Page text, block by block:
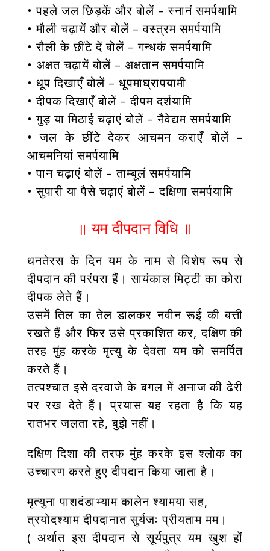
• पहले जल छिड़कें और बोलें – स्नानं समर्पयामि
• मौली चढ़ायें और बोलें – वस्त्रम समर्पयामि
• रौली के छींटे दें बोलें – गन्धकं समर्पयामि
• अक्षत चढ़ायें बोलें – अक्षतान समर्पयामि
• धूप दिखाएँ बोलें – धूपमाघ्रापयामी
• दीपक दिखाएँ बोलें – दीपम दर्शयामि
• गुड़ या मिठाई चढ़ाएं बोलें – नैवेद्यम समर्पयामि
• जल के छींटे देकर आचमन कराएँ बोलें –
आचमनियां समर्पयामि
• पान चढ़ाएं बोलें – ताम्बूलं समर्पयामि
• सुपारी या पैसे चढ़ाएं बोलें – दक्षिणा समर्पयामि
॥ यम दीपदान विधि ॥
धनतेरस के दिन यम के नाम से विशेष रूप से
दीपदान की परंपरा हैं। सायंकाल मिट्टी का कोरा
दीपक लेते हैं।
उसमें तिल का तेल डालकर नवीन रूई की बत्ती
रखते हैं और फिर उसे प्रकाशित कर, दक्षिण की
तरह मुंह करके मृत्यु के देवता यम को समर्पित
करते हैं।
तत्पश्चात इसे दरवाजे के बगल में अनाज की ढेरी
पर रख देते हैं। प्रयास यह रहता है कि यह
रातभर जलता रहे, बुझे नहीं।
दक्षिण दिशा की तरफ मुंह करके इस श्लोक का
उच्चारण करते हुए दीपदान किया जाता है।
मृत्युना पाशदंडाभ्याम कालेन श्यामया सह,
त्रयोदश्याम दीपदानात सुर्यजः प्रीयताम मम।
( अर्थात इस दीपदान से सूर्यपुत्र यम खुश हों